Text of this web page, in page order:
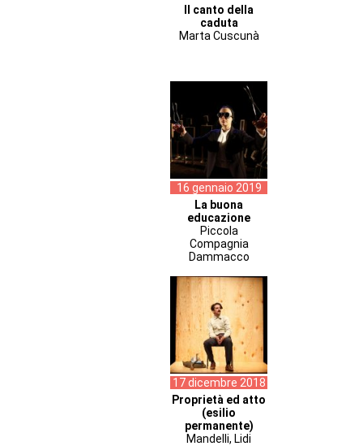
Il canto della
caduta
Marta Cuscunà
16 gennaio 2019
La buona
educazione
Piccola
Compagnia
Dammacco
17 dicembre 2018
Proprietà ed atto
(esilio
permanente)
Mandelli, Lidi